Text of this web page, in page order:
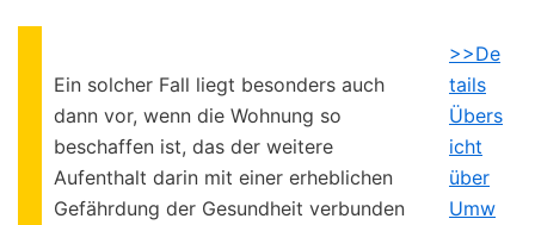
Ein solcher Fall liegt besonders auch
dann vor, wenn die Wohnung so
beschaffen ist, das der weitere
Aufenthalt darin mit einer erheblichen
Gefährdung der Gesundheit verbunden
>>De
tails
Übers
icht
über
Umw